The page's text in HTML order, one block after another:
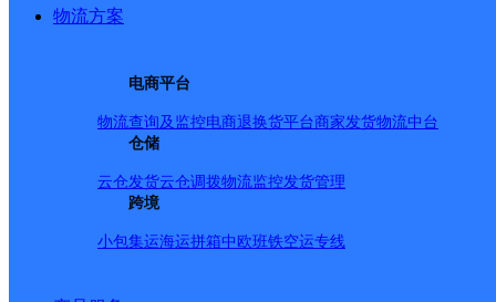
物流方案
电商平台
物流查询及监控电商退换货平台商家发货物流中台
仓储
云仓发货云仓调拨物流监控发货管理
跨境
小包集运海运拼箱中欧班铁空运专线
清空已选
圆通速递(41) 韵达速递(208) 中通快递(18)
安远县(1)